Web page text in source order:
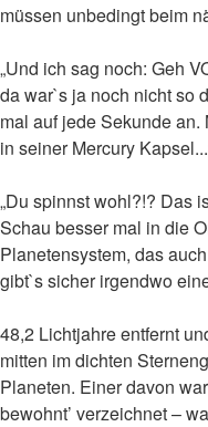
müssen unbedingt beim
„Und ich sag noch: Geh
da war`s ja noch nicht so
mal auf jede Sekunde
in seiner Mercury
„Du spinnst wohl?!? Das
Schau besser mal in die
Planetensystem, das
gibt`s sicher irgendwo
48,2 Lichtjahre entfernt
mitten im dichten
Planeten. Einer davon
bewohnt’ verzeichnet –